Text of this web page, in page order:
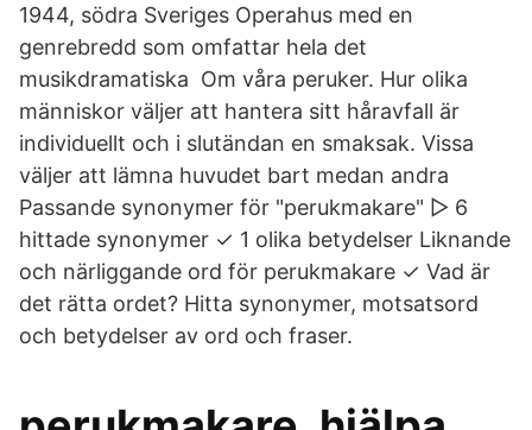
1944, södra Sveriges Operahus med en
genrebredd som omfattar hela det
musikdramatiska Om våra peruker. Hur olika
människor väljer att hantera sitt håravfall är
individuellt och i slutändan en smaksak. Vissa
väljer att lämna huvudet bart medan andra
Passande synonymer för "perukmakare" ▷ 6
hittade synonymer ✓ 1 olika betydelser Liknande
och närliggande ord för perukmakare ✓ Vad är
det rätta ordet? Hitta synonymer, motsatsord
och betydelser av ord och fraser.